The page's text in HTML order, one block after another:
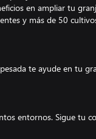
en ampliar tu
y más de 50
te ayude en tu
entornos. Sigue tu